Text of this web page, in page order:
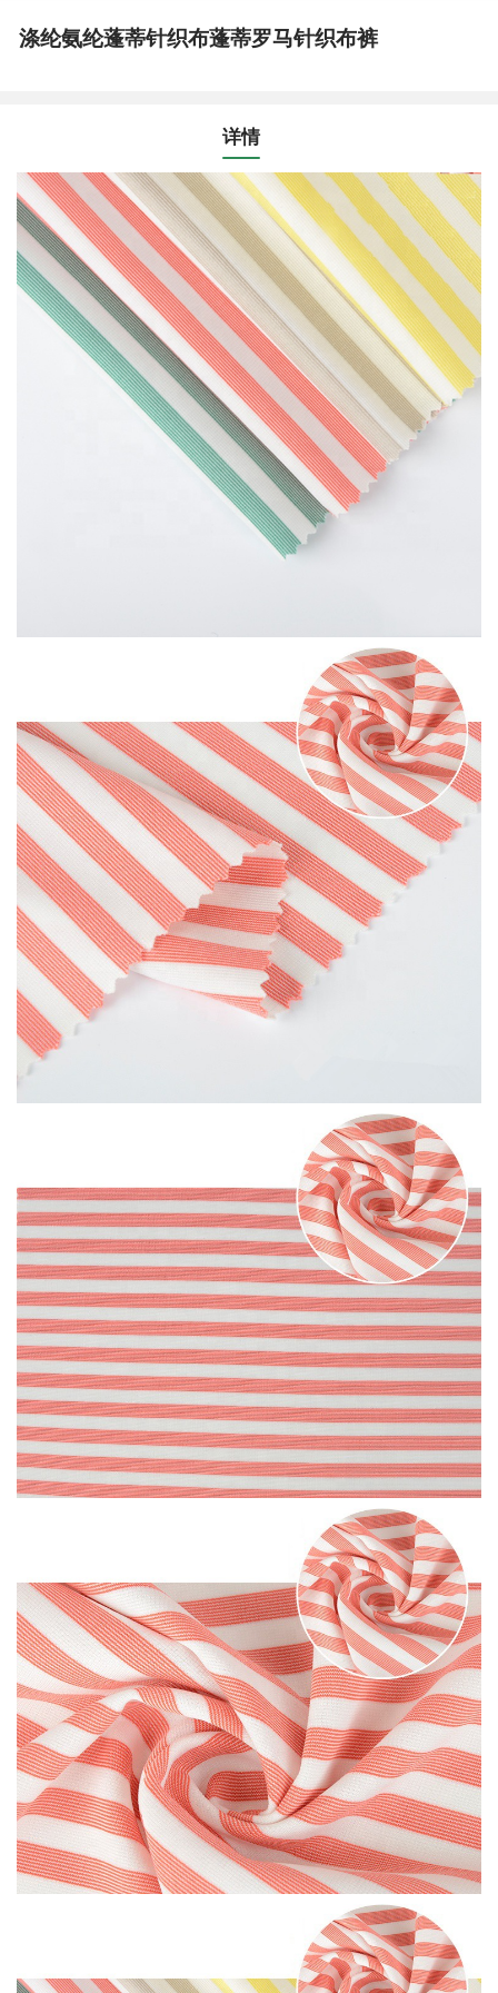
涤纶氨纶蓬蒂针织布蓬蒂罗马针织布裤
详情